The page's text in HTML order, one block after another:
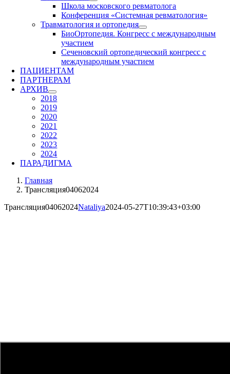
Школа московского ревматолога
Конференция «Системная ревматология»
Травматология и ортопедия
БиоОртопедия. Конгресс с международным
участием
Сеченовский ортопедический конгресс с
международным участием
ПАЦИЕНТАМ
ПАРТНЕРАМ
АРХИВ
2018
2019
2020
2021
2022
2023
2024
ПАРАДИГМА
Главная
Трансляция04062024
Трансляция04062024Nataliya2024-05-27T10:39:43+03:00